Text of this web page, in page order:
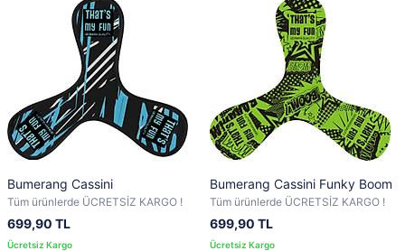
Bumerang Cassini
Tüm ürünlerde ÜCRETSİZ KARGO !
699,90 TL
Bumerang Cassini Funky Boom
Tüm ürünlerde ÜCRETSİZ KARGO !
699,90 TL